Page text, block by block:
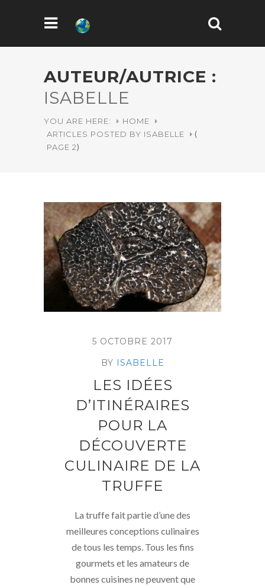
AUTEUR/AUTRICE :
ISABELLE
YOU ARE HERE:
HOME
ARTICLES POSTED BY ISABELLE
(
PAGE 2)
5 OCTOBRE 2017
BY ISABELLE
LES IDÉES
D’ITINÉRAIRES
POUR LA
DÉCOUVERTE
CULINAIRE DE LA
TRUFFE
La truffe fait partie d’une des
meilleures conceptions culinaires
de tous les temps. Tous les fins
gourmets et les amateurs de
bonnes cuisines ne peuvent que